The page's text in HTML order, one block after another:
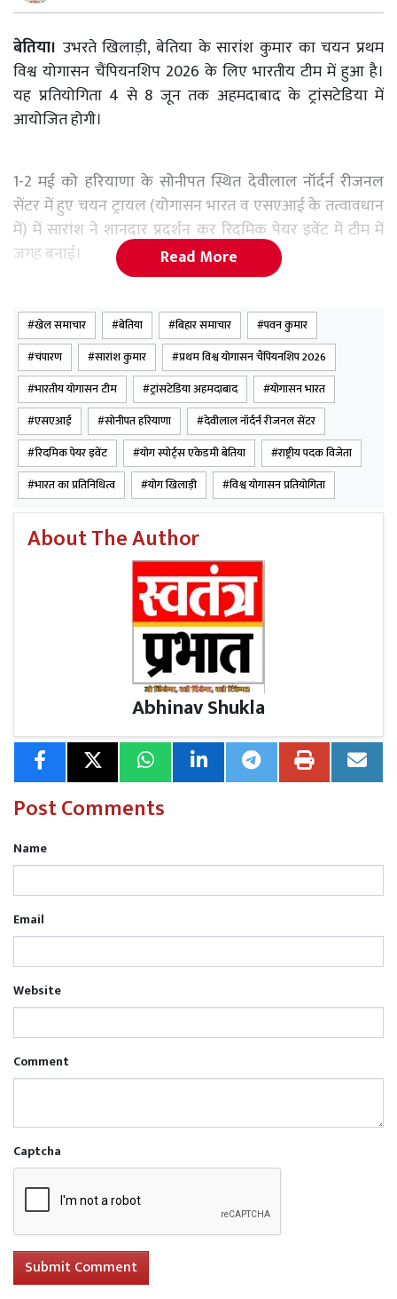
बेतिया। उभरते खिलाड़ी, बेतिया के सारांश कुमार का चयन प्रथम
विश्व योगासन चैंपियनशिप 2026 के लिए भारतीय टीम में हुआ है।
यह प्रतियोगिता 4 से 8 जून तक अहमदाबाद के ट्रांसटेडिया में
आयोजित होगी।
1-2 मई को हरियाणा के सोनीपत स्थित देवीलाल नॉर्दर्न रीजनल
सेंटर में हुए चयन ट्रायल (योगासन भारत व एसएआई के तत्वावधान
में) में सारांश ने शानदार प्रदर्शन कर रिदमिक पेयर इवेंट में टीम में
जगह बनाई।
सारांश, योग स्पोर्ट्स एकेडमी बेतिया के खिलाड़ी हैं और इससे पहले
राष्ट्रीय स्तर पर कई पदक जीत चुके हैं। उनके चयन से चंपारण में
पहली बार कोई खिलाड़ी विश्व मंच पर भारत का प्रतिनिधित्व करेगा।
प्रशिक्षक पवन कुमार के मार्गदर्शन में मिली इस सफलता पर पूरे
जिले में खुशी का माहौल है। गुरुवार को उनके सम्मान में बेतिया में
विशेष कार्यक्रम आयोजित किया जाएगा।
गुरु रविदास जी के 650वें प्रकाश पर्व को समर्पित
8 अगस्त को आयोजित की जा रही मैराथन दौड़ अब 11 अगस्त
को होगी: डिप्टी कमिश्नर
Read More
खेल समाचार बेतिया बिहार समाचार
पवन कुमार
चंपारण
सारांश कुमार
प्रथम विश्व योगासन चैंपियनशिप 2026
भारतीय योगासन टीम
ट्रांसटेडिया अहमदाबाद
योगासन भारत
एसएआई
सोनीपत हरियाणा
देवीलाल नॉर्दर्न रीजनल सेंटर
रिदमिक पेयर इवेंट
योग स्पोर्ट्स एकेडमी बेतिया
राष्ट्रीय पदक विजेता
भारत का प्रतिनिधित्व
योग खिलाड़ी विश्व योगासन प्रतियोगिता
About The Author
Abhinav Shukla
Post Comments
Name
Email
Website
Comment
Captcha
Submit Comment